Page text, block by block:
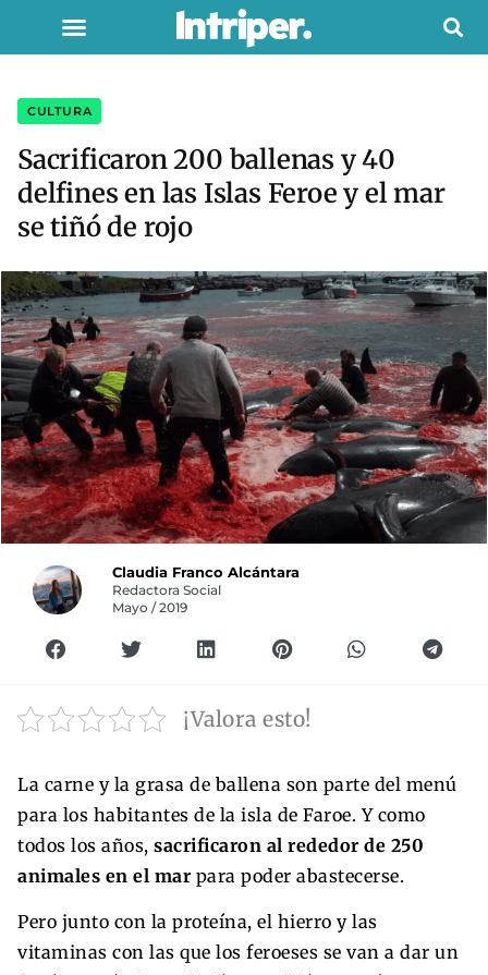
CULTURA
Sacrificaron 200 ballenas y 40
delfines en las Islas Feroe y el mar
se tiñó de rojo
Claudia Franco Alcántara
Redactora Social
Mayo / 2019
¡Valora esto!
La carne y la grasa de ballena son parte del menú
para los habitantes de la isla de Faroe. Y como
todos los años, sacrificaron al rededor de 250
animales en el mar para poder abastecerse.
Pero junto con la proteína, el hierro y las
vitaminas con las que los feroeses se van a dar un